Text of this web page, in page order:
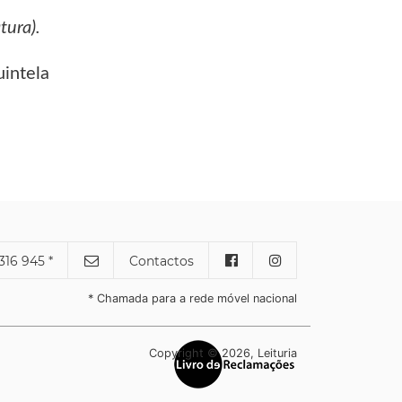
945 * Contactos
* Chamada para a rede móvel nacional
Copyright © 2026, Leituria